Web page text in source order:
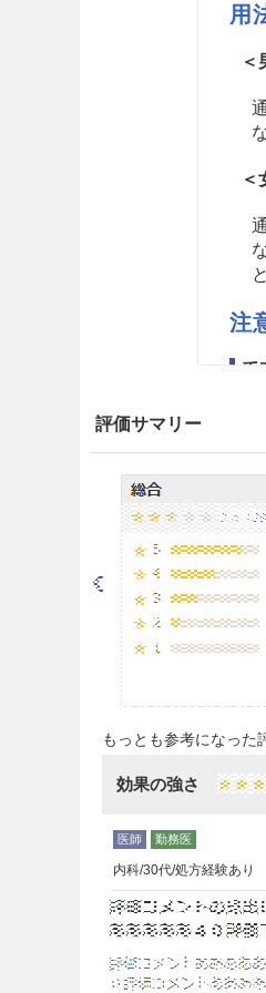
用
＜
＜
注
重
は
評価サマリー
もっとも参考になった
効果の強さ
内科/30代/処方経験あり